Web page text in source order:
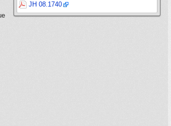
JH 08.1740